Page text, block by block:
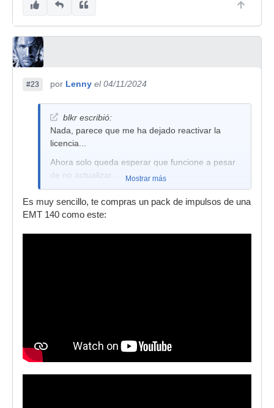
#23 por Lenny el 04/11/2024
blkr escribió:
Nada, parece que me ha dejado reactivar la
licencia...
Ahora solo queda esperar que funcione a pesar
de no actualizar..
Mostrar más
Es muy sencillo, te compras un pack de impulsos de una
EMT 140 como este: